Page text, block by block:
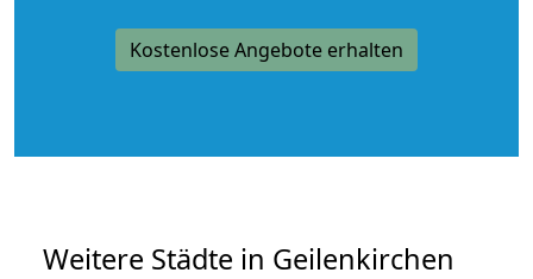
Kostenlose Angebote erhalten
Weitere Städte in Geilenkirchen